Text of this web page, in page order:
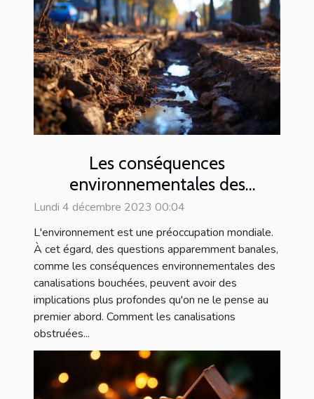
Les conséquences
environnementales des
canalisations bouchées
Lundi 4 décembre 2023 00:04
L'environnement est une préoccupation mondiale.
À cet égard, des questions apparemment banales,
comme les conséquences environnementales des
canalisations bouchées, peuvent avoir des
implications plus profondes qu'on ne le pense au
premier abord. Comment les canalisations
obstruées...